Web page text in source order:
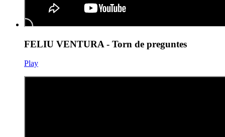
FELIU VENTURA - Torn de preguntes
Play